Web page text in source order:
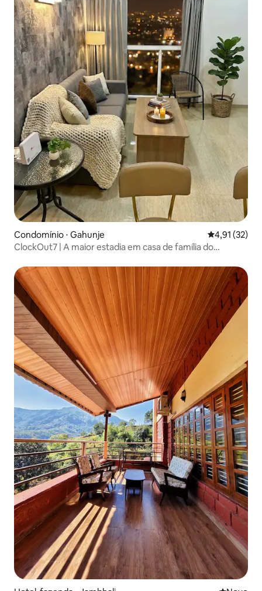
Condomínio ⋅ Gahunje 4,91 de uma
4,91 (32)
ClockOut7 | A maior estadia em casa de família do